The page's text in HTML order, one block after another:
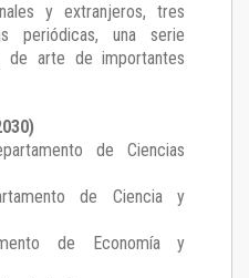
y extranjeros, tres
periódicas, una serie
de arte de importantes
de Ciencias
de Ciencia y
de Economía y